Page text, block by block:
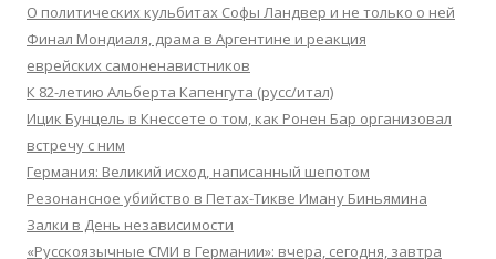
О политических кульбитах Софы Ландвер и не только о ней
Финал Мондиаля, драма в Аргентине и реакция
еврейских самоненавистников
К 82-летию Альберта Капенгута (русс/итал)
Ицик Бунцель в Кнессете о том, как Ронен Бар организовал
встречу с ним
Германия: Великий исход, написанный шепотом
Резонансное убийство в Петах-Тикве Иману Биньямина
Залки в День независимости
«Русскоязычные СМИ в Германии»: вчера, сегодня, завтра